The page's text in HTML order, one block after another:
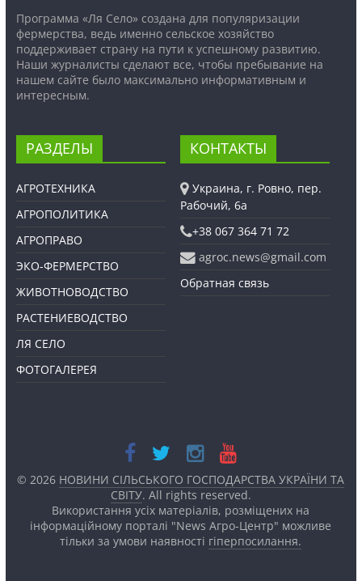
Программа «Ля Село» создана для популяризации
фермерства, ведь именно сельское хозяйство
поддерживает страну на пути к успешному развитию.
Наши журналисты сделают все, чтобы пребывание на
нашем сайте было максимально информативным и
интересным.
РАЗДЕЛЫ
АГРОТЕХНИКА
АГРОПОЛИТИКА
АГРОПРАВО
ЭКО-ФЕРМЕРСТВО
ЖИВОТНОВОДСТВО
РАСТЕНИЕВОДСТВО
ЛЯ СЕЛО
ФОТОГАЛЕРЕЯ
КОНТАКТЫ
Украина, г. Ровно, пер.
Рабочий, 6а
+38 067 364 71 72
agroc.news@gmail.com
Обратная связь
© 2026 НОВИНИ СІЛЬСЬКОГО ГОСПОДАРСТВА УКРАЇНИ ТА
СВІТУ. All rights reserved.
Використання усіх матеріалів, розміщених на
інформаційному порталі "News Агро-Центр" можливе
тільки за умови наявності гіперпосилання.